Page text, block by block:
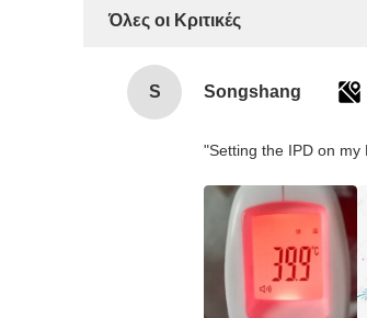
Όλες οι Κριτικές
S Songshang
"Setting the IPD on